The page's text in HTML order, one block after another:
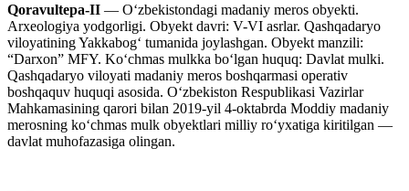
Qoravultepa-II — Oʻzbekistondagi madaniy meros obyekti.
Arxeologiya yodgorligi. Obyekt davri: V-VI asrlar. Qashqadaryo
viloyatining Yakkabogʻ tumanida joylashgan. Obyekt manzili:
“Darxon” MFY. Koʻchmas mulkka boʻlgan huquq: Davlat mulki.
Qashqadaryo viloyati madaniy meros boshqarmasi operativ
boshqaquv huquqi asosida. Oʻzbekiston Respublikasi Vazirlar
Mahkamasining qarori bilan 2019-yil 4-oktabrda Moddiy madaniy
merosning koʻchmas mulk obyektlari milliy roʻyxatiga kiritilgan —
davlat muhofazasiga olingan.